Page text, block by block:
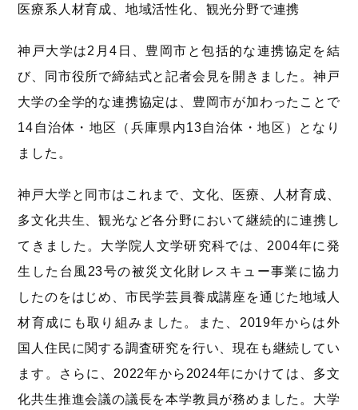
医療系人材育成、地域活性化、観光分野で連携
神戸大学は2月4日、豊岡市と包括的な連携協定を結
び、同市役所で締結式と記者会見を開きました。神戸
大学の全学的な連携協定は、豊岡市が加わったことで
14自治体・地区（兵庫県内13自治体・地区）となり
ました。
神戸大学と同市はこれまで、文化、医療、人材育成、
多文化共生、観光など各分野において継続的に連携し
てきました。大学院人文学研究科では、2004年に発
生した台風23号の被災文化財レスキュー事業に協力
したのをはじめ、市民学芸員養成講座を通じた地域人
材育成にも取り組みました。また、2019年からは外
国人住民に関する調査研究を行い、現在も継続してい
ます。さらに、2022年から2024年にかけては、多文
化共生推進会議の議長を本学教員が務めました。大学